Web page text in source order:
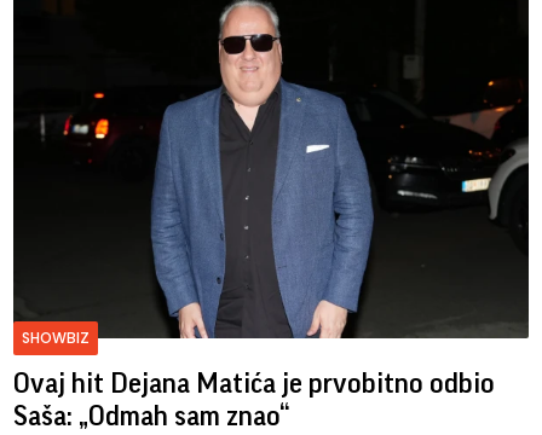
SHOWBIZ
Ovaj hit Dejana Matića je prvobitno odbio
Saša: „Odmah sam znao“